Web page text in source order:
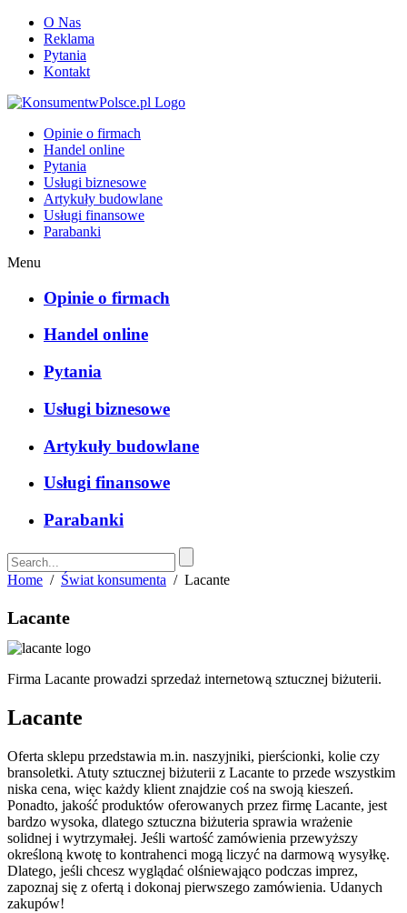
O Nas
Reklama
Pytania
Kontakt
Opinie o firmach
Handel online
Pytania
Usługi biznesowe
Artykuły budowlane
Usługi finansowe
Parabanki
Menu
Opinie o firmach
Handel online
Pytania
Usługi biznesowe
Artykuły budowlane
Usługi finansowe
Parabanki
Home / Świat konsumenta / Lacante
Lacante
Firma Lacante prowadzi sprzedaż internetową sztucznej biżuterii.
Lacante
Oferta sklepu przedstawia m.in. naszyjniki, pierścionki, kolie czy
bransoletki. Atuty sztucznej biżuterii z Lacante to przede wszystkim
niska cena, więc każdy klient znajdzie coś na swoją kieszeń.
Ponadto, jakość produktów oferowanych przez firmę Lacante, jest
bardzo wysoka, dlatego sztuczna biżuteria sprawia wrażenie
solidnej i wytrzymałej. Jeśli wartość zamówienia przewyższy
określoną kwotę to kontrahenci mogą liczyć na darmową wysyłkę.
Dlatego, jeśli chcesz wyglądać olśniewająco podczas imprez,
zapoznaj się z ofertą i dokonaj pierwszego zamówienia. Udanych
zakupów!